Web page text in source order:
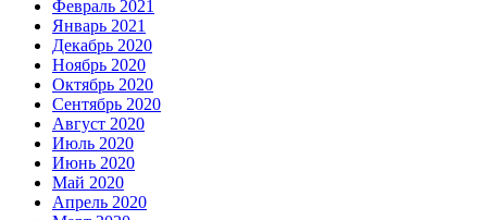
Февраль 2021
Январь 2021
Декабрь 2020
Ноябрь 2020
Октябрь 2020
Сентябрь 2020
Август 2020
Июль 2020
Июнь 2020
Май 2020
Апрель 2020